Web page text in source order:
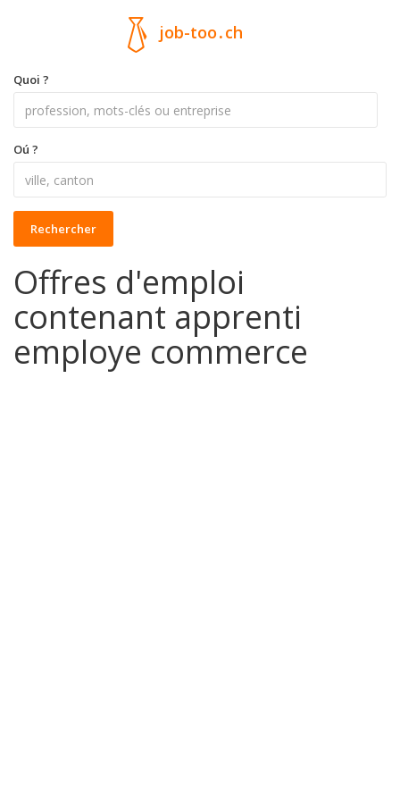
job-too.ch
Quoi ?
Oú ?
Rechercher
Offres d'emploi
contenant apprenti
employe commerce